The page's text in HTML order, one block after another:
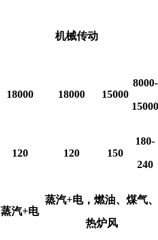
机械传动
18000 18000 15000
8000-
15000
120 120 150
180-
240
蒸汽+电
蒸汽+电，燃油、煤气、
热炉风